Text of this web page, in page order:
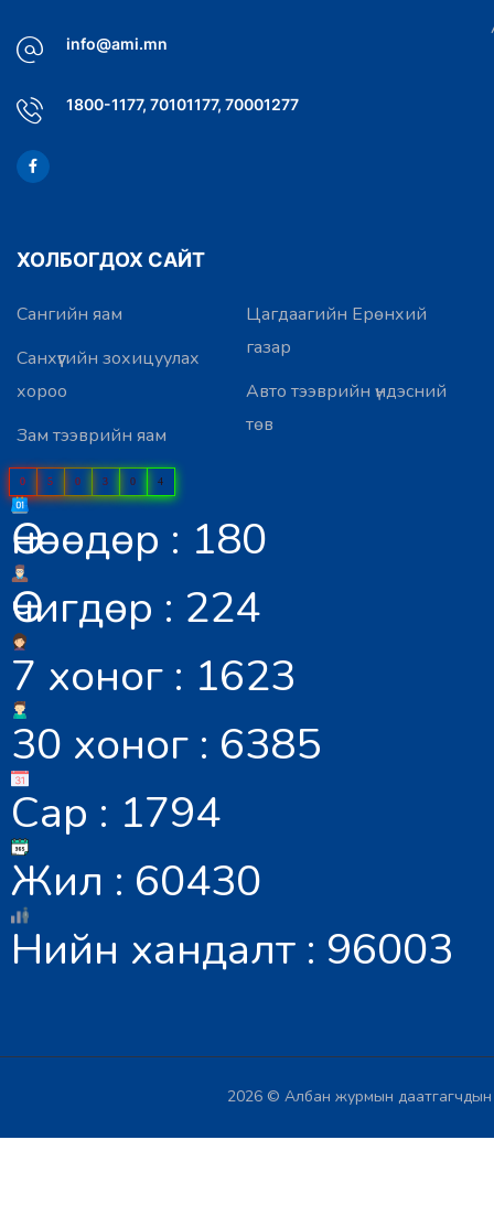
info@ami.mn
1800-1177, 70101177, 70001277
ХОЛБОГДОХ САЙТ
Сангийн яам
Санхүүгийн зохицуулах
хороо
Зам тээврийн яам
Цагдаагийн Ерөнхий
газар
Авто тээврийн үндэсний
төв
0 5 0 3 0 4
Өнөөдөр : 180
Өчигдөр : 224
7 хоног : 1623
30 хоног : 6385
Сар : 1794
Жил : 60430
Нийн хандалт : 96003
2026 © Албан журмын даатгагчдын